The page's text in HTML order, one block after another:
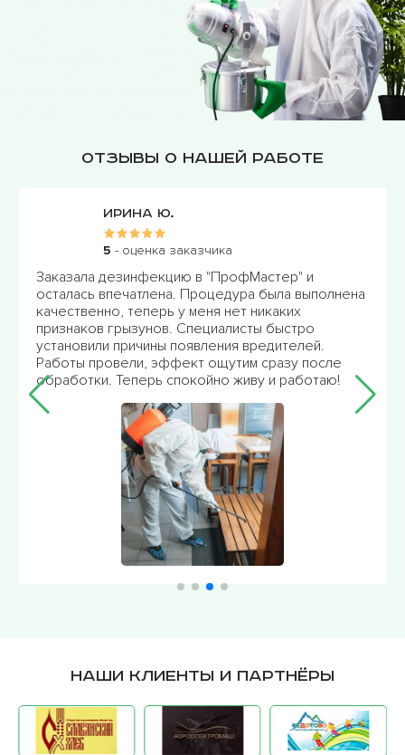
Отзывы о нашей работе
Ирина Ю.
- оценка заказчика
дезинфекцию в "ПрофМастер" и
впечатлена. Процедура была выполнена
теперь у меня нет никаких
грызунов. Специалисты быстро
причины появления вредителей.
провели, эффект ощутим сразу после
Теперь спокойно живу и работаю!
Наши клиенты и партнёры